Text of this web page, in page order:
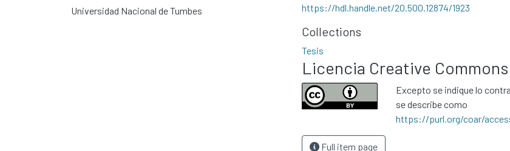
Universidad Nacional de Tumbes https://hdl.handle.net/20.500.12874/1923
Collections
Tesis
Licencia Creative Commons
Excepto se indique lo
se describe como
https://purl.org/coar/
Full item page